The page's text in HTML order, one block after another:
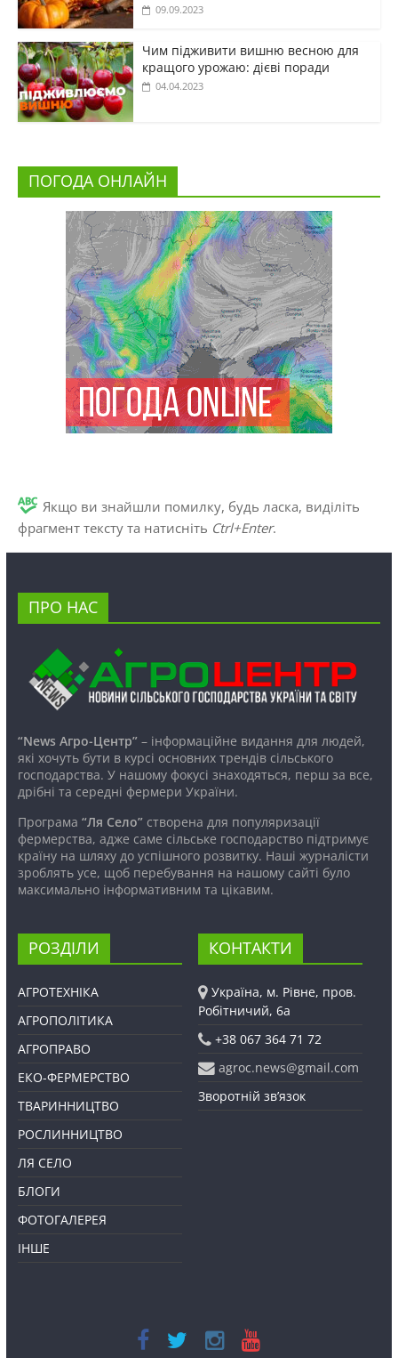
09.09.2023
Чим підживити вишню весною для
кращого урожаю: дієві поради
04.04.2023
ПОГОДА ОНЛАЙН
Якщо ви знайшли помилку, будь ласка, виділіть
фрагмент тексту та натисніть Ctrl+Enter.
ПРО НАС
“News Агро-Центр”– інформаційне видання для людей,
які хочуть бути в курсі основних трендів сільського
господарства. У нашому фокусі знаходяться, перш за все,
дрібні та середні фермери України.
Програма “Ля Село”створена для популяризації
фермерства, адже саме сільське господарство підтримує
країну на шляху до успішного розвитку. Наші журналісти
зроблять усе, щоб перебування на нашому сайті було
максимально інформативним та цікавим.
РОЗДІЛИ
АГРОТЕХНІКА
АГРОПОЛІТИКА
АГРОПРАВО
ЕКО-ФЕРМЕРСТВО
ТВАРИННИЦТВО
РОСЛИННИЦТВО
ЛЯ СЕЛО
БЛОГИ
ФОТОГАЛЕРЕЯ
ІНШЕ
КОНТАКТИ
Україна, м. Рівне, пров.
Робітничий, 6а
+38 067 364 71 72
agroc.news@gmail.com
Зворотній зв’язок